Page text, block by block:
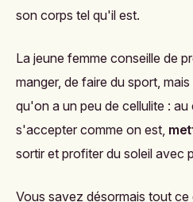
son corps tel qu'il est.
La jeune femme conseille de
manger, de faire du sport,
qu'on a un peu de cellulite :
s'accepter comme on est,
sortir et profiter du soleil avec
Vous savez désormais tout